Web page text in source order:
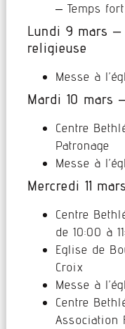
– Temps
Lundi 9 mars –
religieuse
Messe à
Mardi 10 mars
Centre
Patronage
Messe à
Mercredi 11
Centre
de 10:00 à
Eglise de
Croix
Messe à
Centre
Association